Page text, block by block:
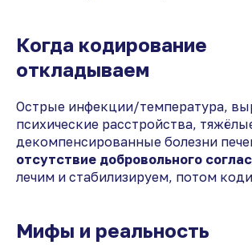
Когда кодирование
откладываем
Острые инфекции/температура,
психические расстройства,
декомпенсированные болезни
отсутствие добровольного
лечим и стабилизируем, потом
Мифы и реальность